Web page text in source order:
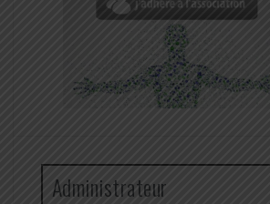
Administrateur